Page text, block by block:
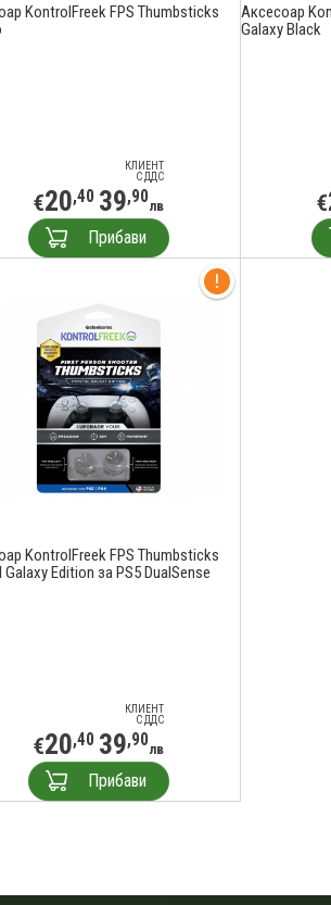
KontrolFreek FPS Thumbsticks
КЛИЕНТ
С ДДС
€20,40 39,90лв
Прибави
Аксесоар
Galaxy Black
€
KontrolFreek FPS Thumbsticks
Edition за PS5 DualSense
КЛИЕНТ
С ДДС
€20,40 39,90лв
Прибави